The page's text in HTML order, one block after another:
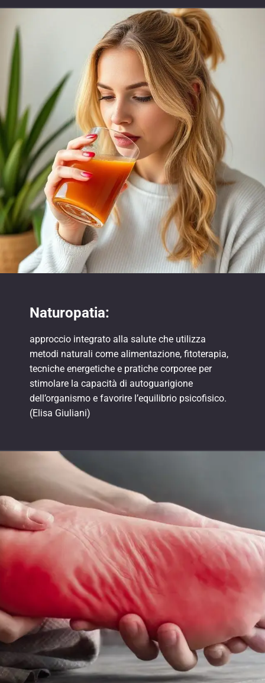
Naturopatia:
approccio integrato alla salute che utilizza
metodi naturali come alimentazione, fitoterapia,
tecniche energetiche e pratiche corporee per
stimolare la capacità di autoguarigione
dell’organismo e favorire l’equilibrio psicofisico.
(Elisa Giuliani)